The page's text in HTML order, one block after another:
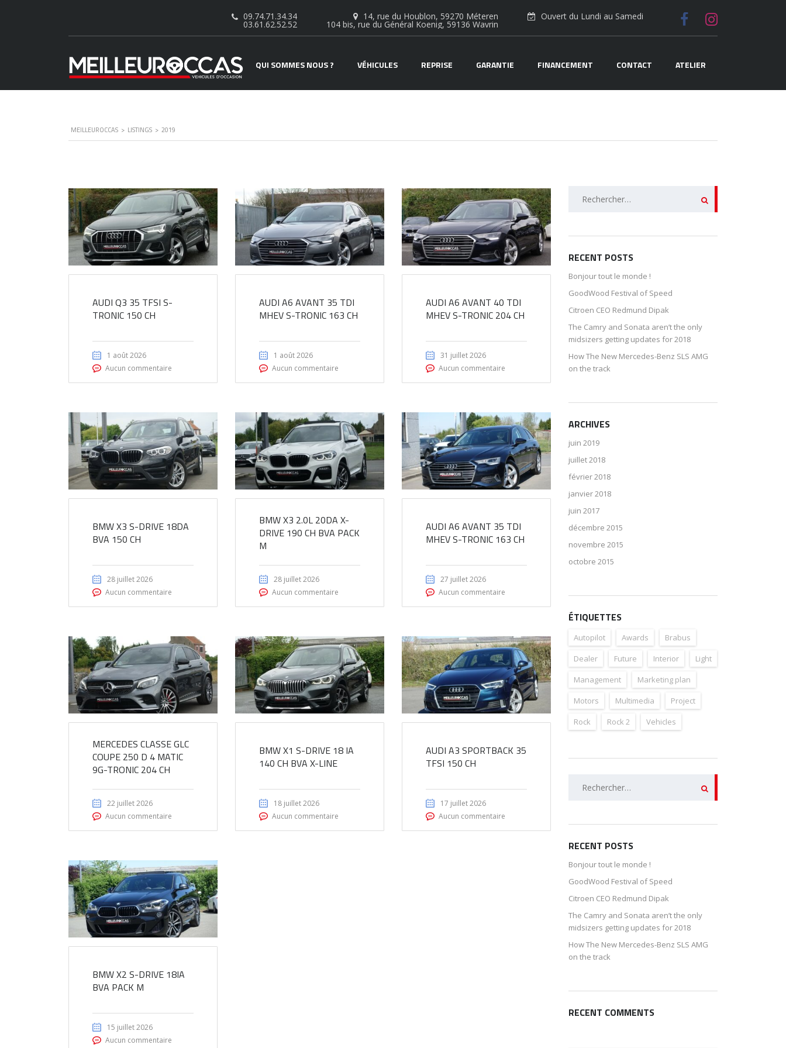
Ouvert du Lundi au Samedi
14, rue du Houblon, 59270 Méteren
104 bis, rue du Général Koenig, 59136 Wavrin
09.74.71.34.34
03.61.62.52.52
QUI SOMMES NOUS ? VÉHICULES REPRISE GARANTIE FINANCEMENT CONTACT ATELIER
MEILLEUROCCAS > LISTINGS > 2019
AUDI Q3 35 TFSI S-
TRONIC 150 CH
1 août 2026
Aucun commentaire
AUDI A6 AVANT 35 TDI
MHEV S-TRONIC 163 CH
1 août 2026
Aucun commentaire
AUDI A6 AVANT 40 TDI
MHEV S-TRONIC 204 CH
31 juillet 2026
Aucun commentaire
BMW X3 S-DRIVE 18DA
BVA 150 CH
28 juillet 2026
Aucun commentaire
BMW X3 2.0L 20DA X-
DRIVE 190 CH BVA PACK
M
28 juillet 2026
Aucun commentaire
AUDI A6 AVANT 35 TDI
MHEV S-TRONIC 163 CH
27 juillet 2026
Aucun commentaire
MERCEDES CLASSE GLC
COUPE 250 D 4 MATIC
9G-TRONIC 204 CH
22 juillet 2026
Aucun commentaire
BMW X1 S-DRIVE 18 IA
140 CH BVA X-LINE
18 juillet 2026
Aucun commentaire
AUDI A3 SPORTBACK 35
TFSI 150 CH
17 juillet 2026
Aucun commentaire
BMW X2 S-DRIVE 18IA
BVA PACK M
15 juillet 2026
Aucun commentaire
RECENT POSTS
Bonjour tout le monde !
GoodWood Festival of Speed
Citroen CEO Redmund Dipak
The Camry and Sonata aren’t the only
midsizers getting updates for 2018
How The New Mercedes-Benz SLS AMG
on the track
ARCHIVES
juin 2019
juillet 2018
février 2018
janvier 2018
juin 2017
décembre 2015
novembre 2015
octobre 2015
ÉTIQUETTES
Autopilot Awards
Brabus
Dealer
Future Interior
Light
Management
Marketing plan
Motors
Multimedia
Project
Rock
Rock 2 Vehicles
RECENT POSTS
Bonjour tout le monde !
GoodWood Festival of Speed
Citroen CEO Redmund Dipak
The Camry and Sonata aren’t the only
midsizers getting updates for 2018
How The New Mercedes-Benz SLS AMG
on the track
RECENT COMMENTS